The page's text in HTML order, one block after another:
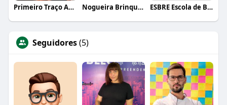
Primeiro Traço Arquitetura Nogueira Brinquedos ESBRE Escola de Bares e Restaurantes
Seguidores(5)